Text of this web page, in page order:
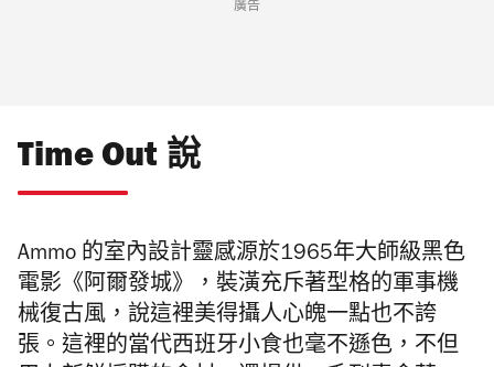
廣告
Time Out 說
Ammo 的室內設計靈感源於1965年大師級黑色
電影《阿爾發城》，裝潢充斥著型格的軍事機
械復古風，說這裡美得攝人心魄一點也不誇
張。這裡的當代西班牙小食也毫不遜色，不但